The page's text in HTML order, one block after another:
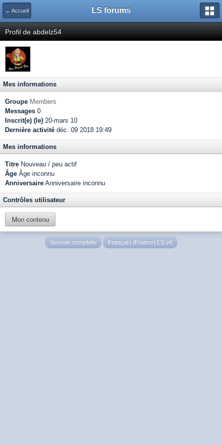
← Accueil LS forums
Profil de abdelz54
Mes informations
Groupe Members
Messages 0
Inscrit(e) (le) 20-mars 10
Dernière activité déc. 09 2018 19:49
Mes informations
Titre Nouveau / peu actif
Âge Âge inconnu
Anniversaire Anniversaire inconnu
Contrôles utilisateur
Mon contenu
Version complète Français (France) LS v4